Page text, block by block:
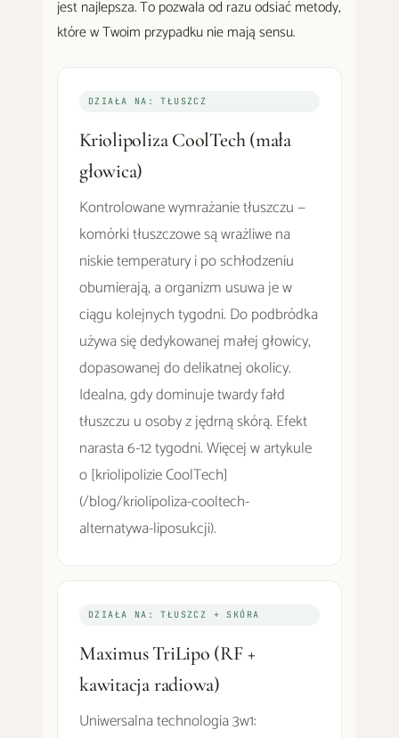
jest najlepsza. To pozwala od razu odsiać metody,
które w Twoim przypadku nie mają sensu.
DZIAŁA NA: TŁUSZCZ
Kriolipoliza CoolTech (mała
głowica)
Kontrolowane wymrażanie tłuszczu —
komórki tłuszczowe są wrażliwe na
niskie temperatury i po schłodzeniu
obumierają, a organizm usuwa je w
ciągu kolejnych tygodni. Do podbródka
używa się dedykowanej małej głowicy,
dopasowanej do delikatnej okolicy.
Idealna, gdy dominuje twardy fałd
tłuszczu u osoby z jędrną skórą. Efekt
narasta 6-12 tygodni. Więcej w artykule
o [kriolipolizie CoolTech]
(/blog/kriolipoliza-cooltech-
alternatywa-liposukcji).
DZIAŁA NA: TŁUSZCZ + SKÓRA
Maximus TriLipo (RF +
kawitacja radiowa)
Uniwersalna technologia 3w1: